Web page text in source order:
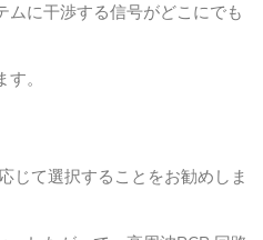
ムに干渉する信号がどこにでも
。
じて選択することをお勧めしま